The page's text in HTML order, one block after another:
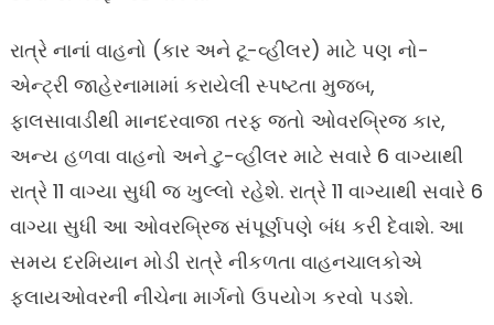
રાત્રે નાનાં વાહનો (કાર અને ટૂ-વ્હીલર) માટે પણ નો-
એન્ટ્રી જાહેરનામામાં કરાયેલી સ્પષ્ટતા મુજબ,
ફાલસાવાડીથી માનદરવાજા તરફ જતો ઓવરબ્રિજ કાર,
અન્ય હળવા વાહનો અને ટુ-વ્હીલર માટે સવારે 6 વાગ્યાથી
રાત્રે 11 વાગ્યા સુધી જ ખુલ્લો રહેશે. રાત્રે 11 વાગ્યાથી સવારે 6
વાગ્યા સુધી આ ઓવરબ્રિજ સંપૂર્ણપણે બંધ કરી દેવાશે. આ
સમય દરમિયાન મોડી રાત્રે નીકળતા વાહનચાલકોએ
ફ્લાયઓવરની નીચેના માર્ગનો ઉપયોગ કરવો પડશે.